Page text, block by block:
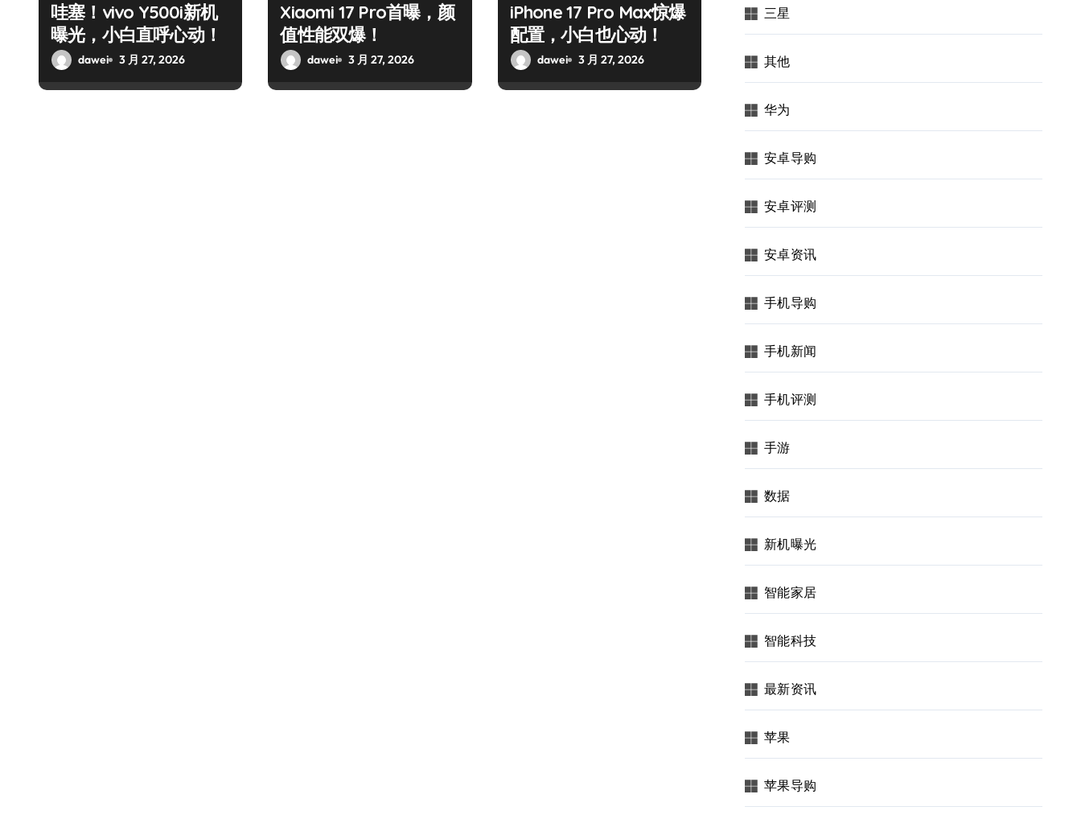
哇塞！vivo Y500i新机
曝光，小白直呼心动！
dawei 3 月 27, 2026
Xiaomi 17 Pro首曝，颜
值性能双爆！
dawei 3 月 27, 2026
iPhone 17 Pro Max惊爆
配置，小白也心动！
dawei 3 月 27, 2026
三星
其他
华为
安卓导购
安卓评测
安卓资讯
手机导购
手机新闻
手机评测
手游
数据
新机曝光
智能家居
智能科技
最新资讯
苹果
苹果导购